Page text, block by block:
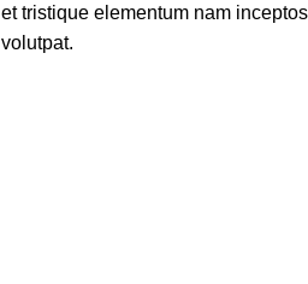
et tristique elementum nam
volutpat.